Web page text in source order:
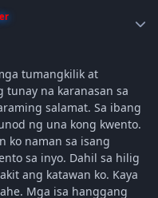
tumangkilik at
na karanasan sa
salamat. Sa ibang
ng una kong kwento.
ko naman sa isang
sa inyo. Dahil sa hilig
ang katawan ko. Kaya
Mga isa hanggang